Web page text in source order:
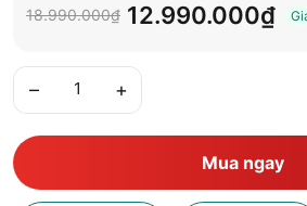
18.990.000₫ 12.990.000₫
– +
Mua ngay